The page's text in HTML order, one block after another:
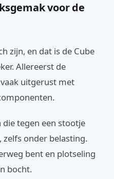
voor de
zijn, en dat is de Cube
Allereerst de
uitgerust met
tegen een stootje
zelfs onder belasting.
bent en plotseling
bocht.